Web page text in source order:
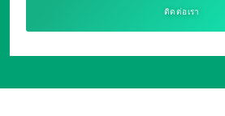
ติดต่อเรา